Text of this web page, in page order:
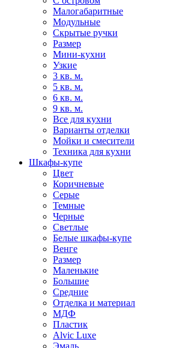
Малогабаритные
Модульные
Скрытые ручки
Размер
Мини-кухни
Узкие
3 кв. м.
5 кв. м.
6 кв. м.
9 кв. м.
Все для кухни
Варианты отделки
Мойки и смесители
Техника для кухни
Шкафы-купе
Цвет
Коричневые
Серые
Темные
Черные
Светлые
Белые шкафы-купе
Венге
Размер
Маленькие
Большие
Средние
Отделка и материал
МДФ
Пластик
Alvic Luxe
Эмаль